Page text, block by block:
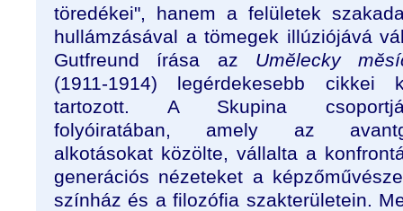
töredékei", hanem a felületek
hullámzásával a tömegek illúziójává
Gutfreund írása az Umĕlecky
(1911-1914) legérdekesebb cikkei
tartozott. A Skupina
folyóiratában, amely az
alkotásokat közölte, vállalta a
generációs nézeteket a
színház és a filozófia szakterületein.